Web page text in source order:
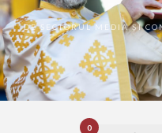
DESECTORUL MEDIA ȘI
0